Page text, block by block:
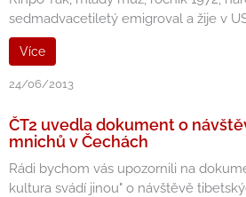
sedmadvacetiletý emigroval a žije v
Více
24/06/2013
ČT2 uvedla dokument o
mnichů v Čechách
Rádi bychom vás upozornili na
kultura svádí jinou" o návštěvě